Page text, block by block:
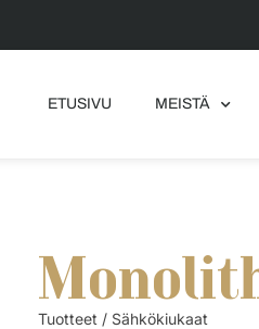
ETUSIVU MEISTÄ
Tuotteet / Sähkökiukaat